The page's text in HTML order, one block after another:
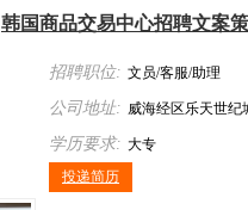
韩国商品交易中心招聘文案
招聘职位: 文员/客服/助理
公司地址: 威海经区乐天世纪
学历要求: 大专
投递简历